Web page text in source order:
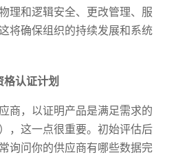
理和逻辑安全、更改管理、服
将确保组织的持续发展和系统
认证计划
商，以证明产品是满足需求的
，这一点很重要。初始评估后
询问你的供应商有哪些数据完